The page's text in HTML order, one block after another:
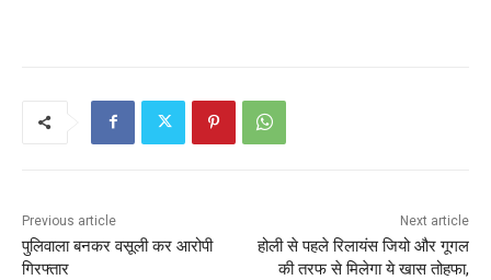
k
A
p
Previous article
पुलिवाला बनकर वसूली कर आरोपी
गिरफ्तार
Next article
होली से पहले रिलायंस जियो और गूगल
की तरफ से मिलेगा ये खास तोहफा,